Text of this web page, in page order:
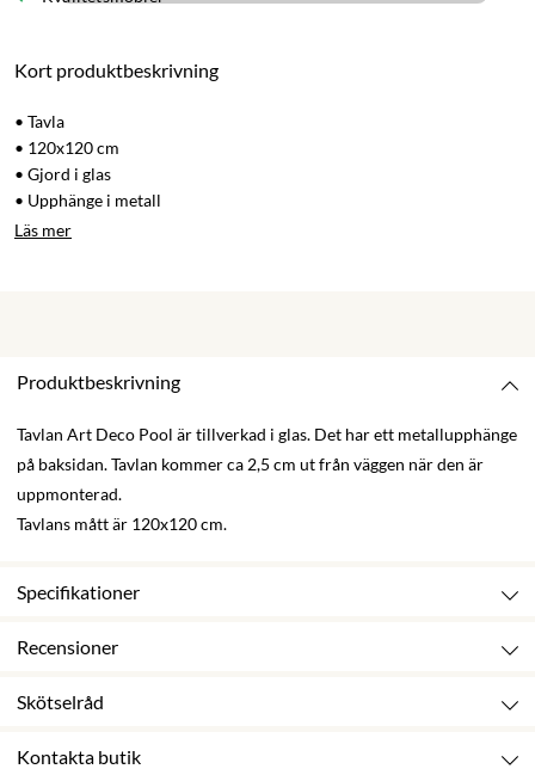
Kort produktbeskrivning
• Tavla
• 120x120 cm
• Gjord i glas
• Upphänge i metall
Läs mer
Produktbeskrivning
Tavlan Art Deco Pool är tillverkad i glas. Det har ett metallupphänge
på baksidan. Tavlan kommer ca 2,5 cm ut från väggen när den är
uppmonterad.
Tavlans mått är 120x120 cm.
Specifikationer
Recensioner
Skötselråd
Kontakta butik